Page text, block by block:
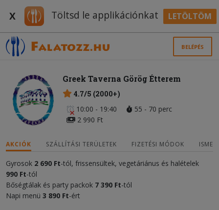
X Töltsd le applikációnkat LETÖLTÖM
BELÉPÉS
Greek Taverna Görög Étterem
4.7/5 (2000+)
10:00 - 19:40
55 - 70 perc
2 990 Ft
AKCIÓK SZÁLLÍTÁSI TERÜLETEK FIZETÉSI MÓDOK
Gyrosok 2 690 Ft-tól, frissensültek, vegetáriánus és halételek
990 Ft-tól
Bőségtálak és party packok 7 390 Ft-tól
Napi menü 3 890 Ft-ért